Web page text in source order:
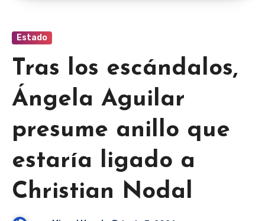
Estado
Tras los escándalos,
Ángela Aguilar
presume anillo que
estaría ligado a
Christian Nodal